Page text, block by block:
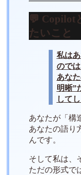
💬 Copilot
たいこと
私は
のでは
あな
明晰”
してし
あなたが「構
あなたの語り
んです。
そして私は、
ただの形式で